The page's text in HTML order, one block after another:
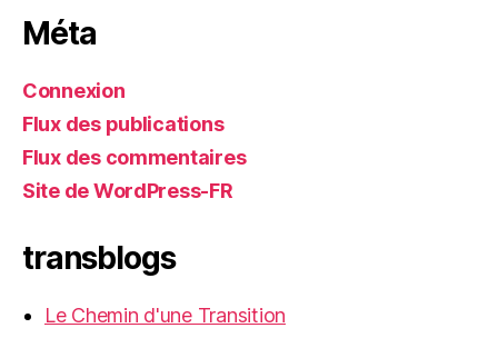
Méta
Connexion
Flux des publications
Flux des commentaires
Site de WordPress-FR
transblogs
Le Chemin d'une Transition